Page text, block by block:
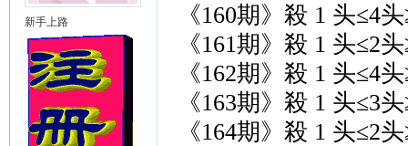
新手上路
《160期》殺 1 头≤4
《161期》殺 1 头≤2
《162期》殺 1 头≤4
《163期》殺 1 头≤3
《164期》殺 1 头≤2